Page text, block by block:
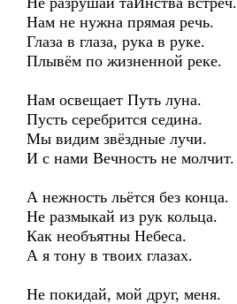
Нам не нужна прямая речь.
Глаза в глаза, рука в руке.
Плывём по жизненной реке.
Нам освещает Путь луна.
Пусть серебрится седина.
Мы видим звёздные лучи.
И с нами Вечность не молчит.
А нежность льётся без конца.
Не размыкай из рук кольца.
Как необъятны Небеса.
А я тону в твоих глазах.
Не покидай, мой друг, меня.